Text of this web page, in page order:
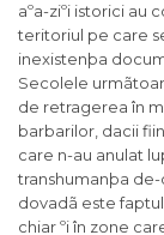
aºa-ziºi istorici au
teritoriul pe care
inexistenþa
Secolele
de retragerea în
barbarilor, dacii
care n-au anulat
transhumanþa
dovadã este
chiar ºi în zone